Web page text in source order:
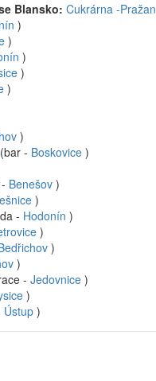
Blansko: Cukrárna -Pražan
)
)
)
)
)
)
(bar - Boskovice )
Benešov )
)
- Hodonín )
)
)
)
- Jedovnice )
)
Ústup )